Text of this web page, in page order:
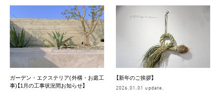
ガーデン・エクステリア(外構・お庭工
事)【1月の工事状況間お知らせ】
【新年のご挨拶】
2026.01.01 update.